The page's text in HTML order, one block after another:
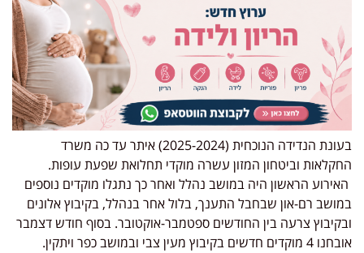
בעונת הנדידה הנוכחית (2025-2024) איתר עד כה משרד
החקלאות וביטחון המזון עשרה מוקדי תחלואת שפעת עופות.
האירוע הראשון היה במושב נהלל ואחר כך נתגלו מוקדים נוספים
במושב רם-און שבחבל התענך, בלול אחר בנהלל, בקיבוץ אלונים
ובקיבוץ צרעה בין החודשים ספטמבר-אוקטובר. בסוף חודש דצמבר
אובחנו 4 מוקדים חדשים בקיבוץ מעין צבי ובמושב כפר ויתקין.